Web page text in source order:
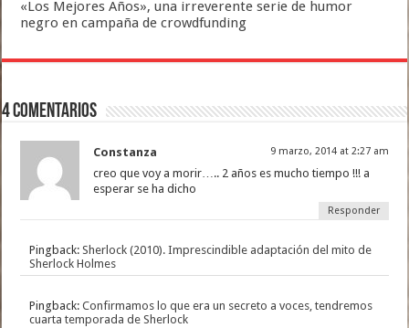
«Los Mejores Años», una irreverente serie de humor
negro en campaña de crowdfunding
4 comentarios
Constanza 9 marzo, 2014 at 2:27 am
creo que voy a morir….. 2 años es mucho tiempo !!! a
esperar se ha dicho
Responder
Pingback:Sherlock (2010). Imprescindible adaptación del mito de
Sherlock Holmes
Pingback:Confirmamos lo que era un secreto a voces, tendremos
cuarta temporada de Sherlock